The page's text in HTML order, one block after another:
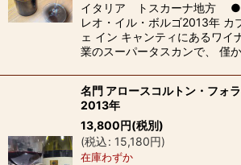
イタリア トスカーナ地方 ●
レオ・イル・ボルゴ2013年 カ
ェ イン キャンティにあるワイ
業のスーパータスカンで、 僅
名門 アロースコルトン・フォ
2013年
13,800円(税別)
(税込: 15,180円)
在庫わずか